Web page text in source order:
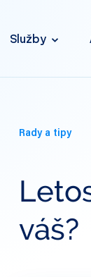
Služby
váš?
Rady a tipy